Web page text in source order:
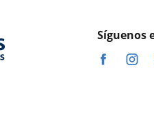
Síguenos